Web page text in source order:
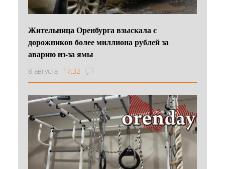
Жительница Оренбурга взыскала с
дорожников более миллиона рублей за
аварию из-за ямы
8 августа 17:32